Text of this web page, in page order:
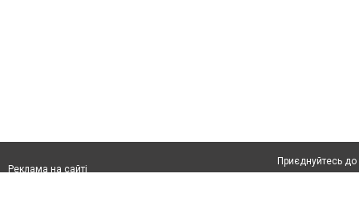
Реклама на сайті
Приєднуйтесь до